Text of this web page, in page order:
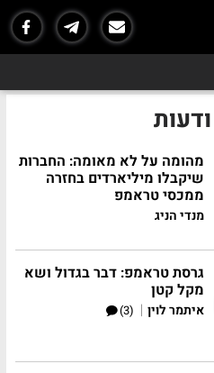
מהומה על לא מאומה: החברות
שיקבלו מיליארדים בחזרה
ממכסי טראמפ
מנדי הניג
גרסת טראמפ: דבר בגדול ושא
מקל קטן
איתמר לוין |
(3)